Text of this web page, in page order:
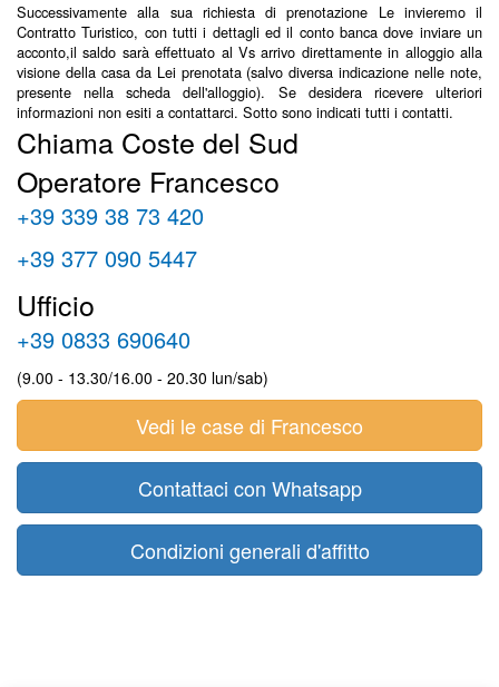
Successivamente alla sua richiesta di prenotazione Le invieremo il
Contratto Turistico, con tutti i dettagli ed il conto banca dove inviare un
acconto,il saldo sarà effettuato al Vs arrivo direttamente in alloggio alla
visione della casa da Lei prenotata (salvo diversa indicazione nelle note,
presente nella scheda dell'alloggio). Se desidera ricevere ulteriori
informazioni non esiti a contattarci. Sotto sono indicati tutti i contatti.
Chiama Coste del Sud
Operatore Francesco
+39 339 38 73 420
+39 377 090 5447
Ufficio
+39 0833 690640
(9.00 - 13.30/16.00 - 20.30 lun/sab)
Vedi le case di Francesco
Contattaci con Whatsapp
Condizioni generali d'affitto